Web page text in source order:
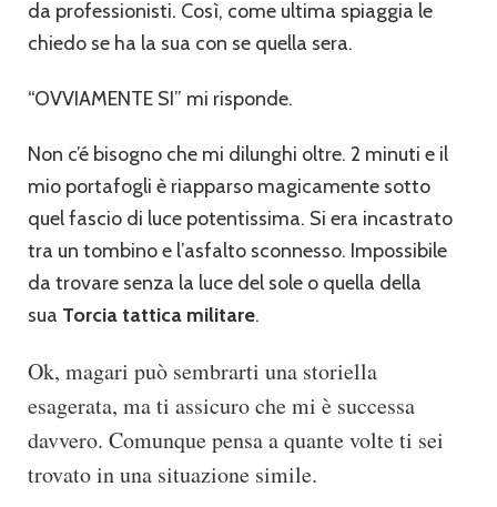
da professionisti. Così, come ultima spiaggia le
chiedo se ha la sua con se quella sera.
“OVVIAMENTE SI” mi risponde.
Non c’é bisogno che mi dilunghi oltre. 2 minuti e il
mio portafogli è riapparso magicamente sotto
quel fascio di luce potentissima. Si era incastrato
tra un tombino e l’asfalto sconnesso. Impossibile
da trovare senza la luce del sole o quella della
sua Torcia tattica militare.
Ok, magari può sembrarti una storiella
esagerata, ma ti assicuro che mi è successa
davvero. Comunque pensa a quante volte ti sei
trovato in una situazione simile.